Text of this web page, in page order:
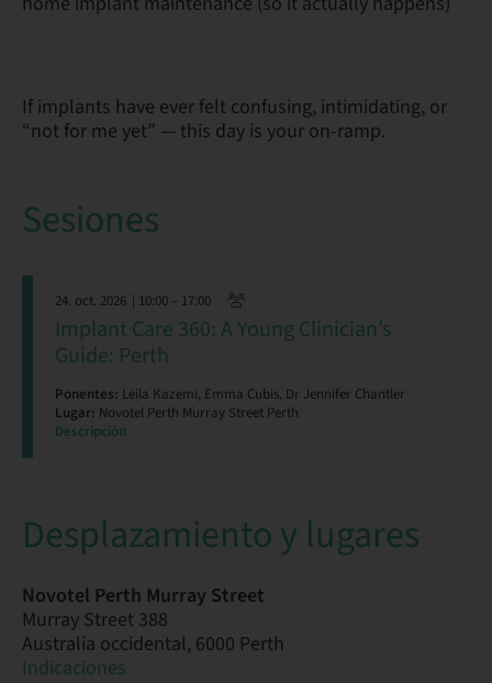
If implants have ever felt confusing, intimidating, or
“not for me yet” — this day is your on-ramp.
Sesiones
24. oct. 2026 | 10:00 – 17:00
Implant Care 360: A Young Clinician’s
Guide: Perth
Ponentes: Leila Kazemi, Emma Cubis, Dr Jennifer Chantler
Lugar: Novotel Perth Murray Street Perth
Descripción
Desplazamiento y lugares
Novotel Perth Murray Street
Murray Street 388
Australia occidental, 6000 Perth
Indicaciones